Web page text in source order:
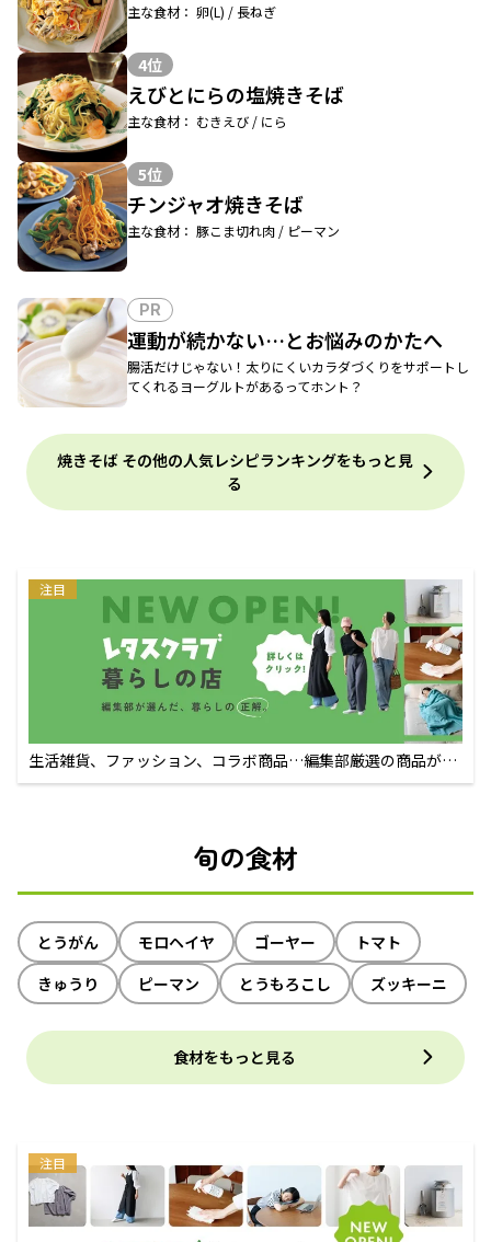
主な食材： 卵(L) / 長ねぎ
4位
えびとにらの塩焼きそば
主な食材： むきえび / にら
5位
チンジャオ焼きそば
主な食材： 豚こま切れ肉 / ピーマン
PR
運動が続かない…とお悩みのかたへ
腸活だけじゃない！太りにくいカラダづくりをサポートし
てくれるヨーグルトがあるってホント？
焼きそば その他の人気レシピランキングをもっと見
る
注目
生活雑貨、ファッション、コラボ商品…編集部厳選の商品が買
えるECサイト
旬の食材
とうがん モロヘイヤ ゴーヤー
トマト
きゅうり
ピーマン とうもろこし ズッキーニ
食材をもっと見る
注目